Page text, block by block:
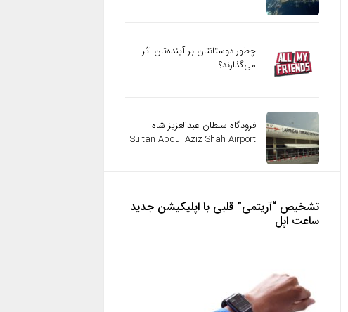
چطور دوستانتان بر آینده‌تان اثر
می‌گذارند؟
فرودگاه سلطان عبدالعزیز شاه |
Sultan Abdul Aziz Shah Airport
تشخیص “آریتمی” قلبی با اپلیکیشن جدید
ساعت اپل